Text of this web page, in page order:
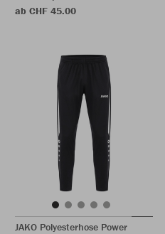
ab CHF 45.00
JAKO Polyesterhose Power